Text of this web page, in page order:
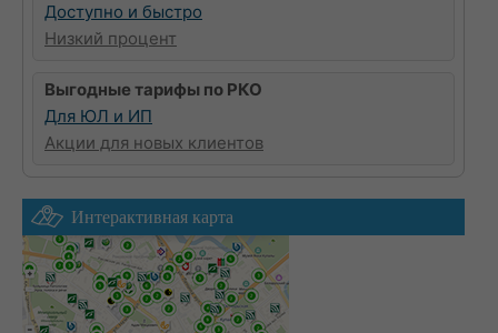
Доступно и быстро
Низкий процент
Выгодные тарифы по РКО
Для ЮЛ и ИП
Акции для новых клиентов
Интерактивная карта